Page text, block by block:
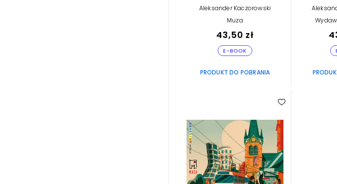
Aleksander Kaczorowski
Muza
43,50 zł
E-BOOK
PRODUKT DO POBRANIA